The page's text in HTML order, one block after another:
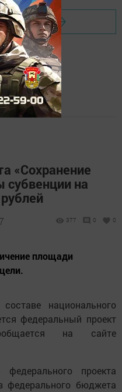
новости
«Сохранение
субвенции на
377 0 0
площади
национального
федеральный проект
на сайте
проекта
федерального бюджета